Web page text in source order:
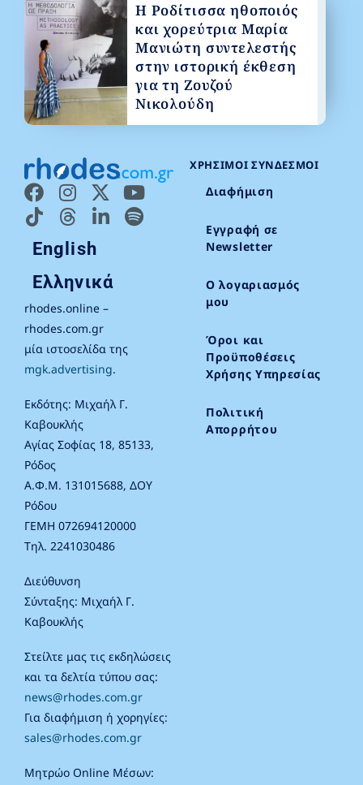
English
Ελληνικά
rhodes.online –
rhodes.com.gr
μία ιστοσελίδα της
mgk.advertising.
Εκδότης: Μιχαήλ Γ.
Καβουκλής
Αγίας Σοφίας 18, 85133,
Ρόδος
Α.Φ.Μ. 131015688, ΔΟΥ
Ρόδου
ΓΕΜΗ 072694120000
Τηλ. 2241030486
Διεύθυνση
Σύνταξης: Μιχαήλ Γ.
Καβουκλής
Στείλτε μας τις εκδηλώσεις
και τα δελτία τύπου σας:
news@rhodes.com.gr
Για διαφήμιση ή χορηγίες:
sales@rhodes.com.gr
Μητρώο Online Μέσων:
ΧΡΉΣΙΜΟΙ ΣΎΝΔΕΣΜΟΙ
Διαφήμιση
Εγγραφή σε
Newsletter
Ο λογαριασμός
μου
Όροι και
Προϋποθέσεις
Χρήσης Υπηρεσίας
Πολιτική
Απορρήτου
Η Ροδίτισσα ηθοποιός
και χορεύτρια Μαρία
Μανιώτη συντελεστής
στην ιστορική έκθεση
για τη Ζουζού
Νικολούδη